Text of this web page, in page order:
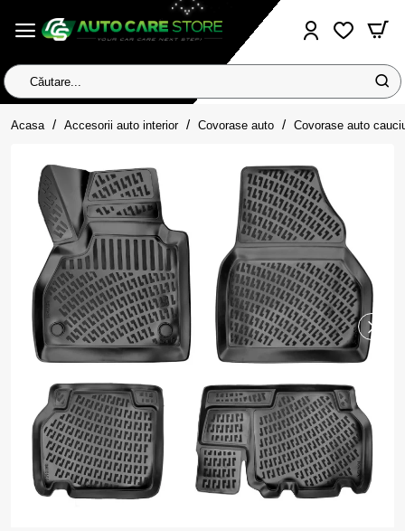
Căutare...
Acasa homeAccesorii auto interior Covorase auto Covorase auto